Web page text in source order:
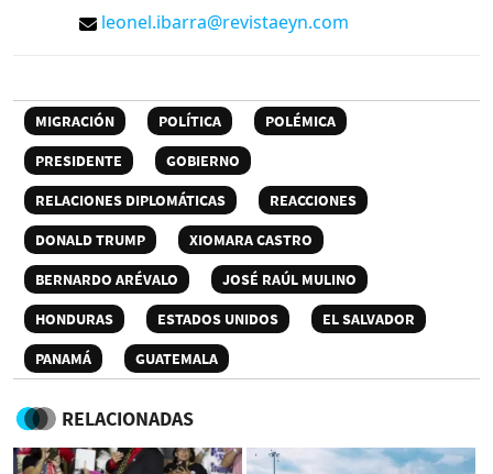
leonel.ibarra@revistaeyn.com
MIGRACIÓN POLÍTICA
POLÉMICA
PRESIDENTE
GOBIERNO
RELACIONES DIPLOMÁTICAS
REACCIONES
DONALD TRUMP
XIOMARA CASTRO
BERNARDO ARÉVALO
JOSÉ RAÚL MULINO
HONDURAS
ESTADOS UNIDOS
EL SALVADOR
PANAMÁ
GUATEMALA
RELACIONADAS